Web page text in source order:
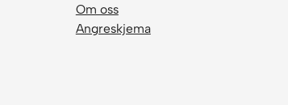
Om oss
Angreskjema